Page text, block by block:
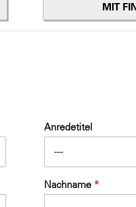
MIT
Anredetitel
---
Nachname *